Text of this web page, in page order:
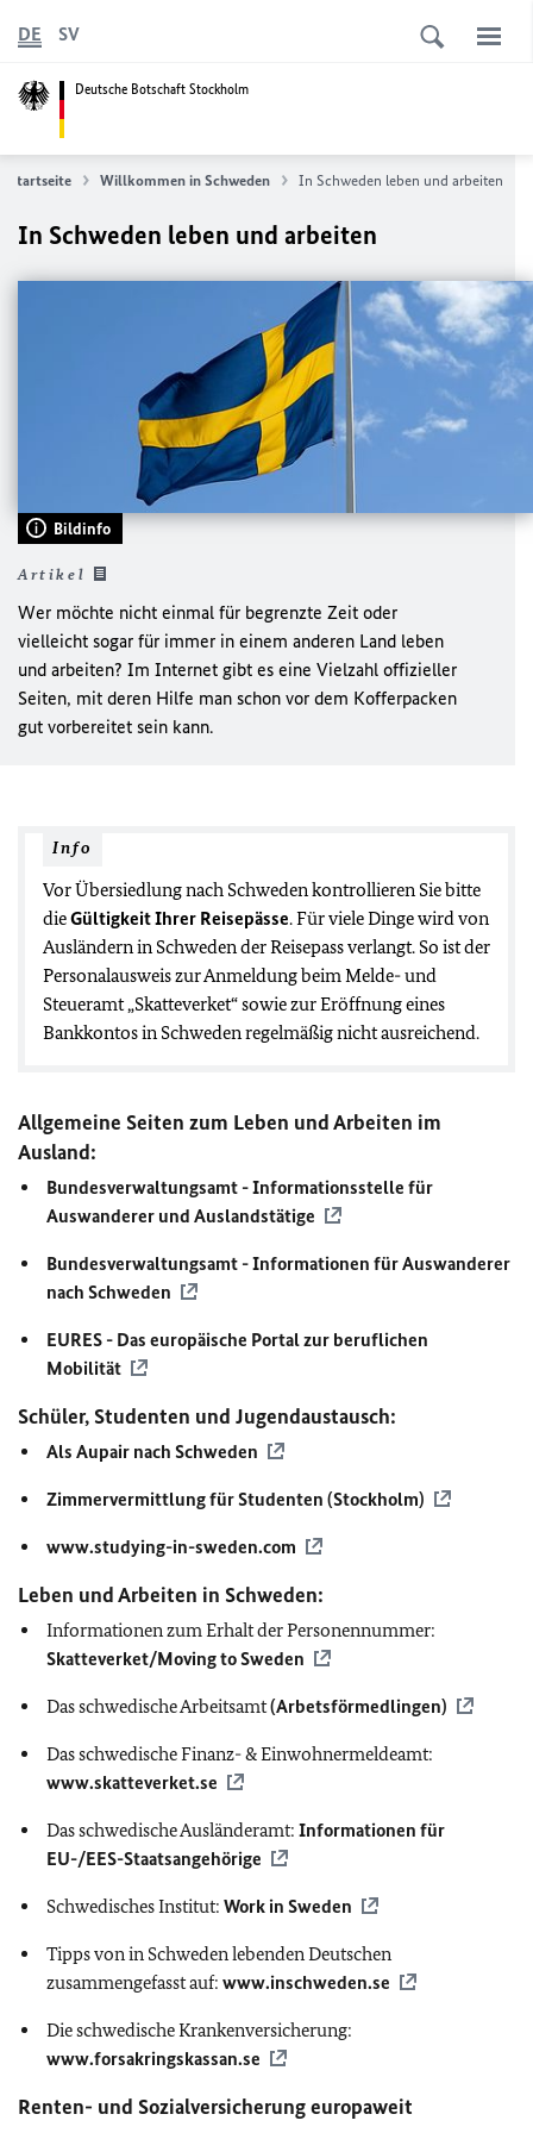
Deutsche Botschaft Stockholm
DE SV
Startseite Willkommen in Schweden In Schweden leben und arbeiten
In Schweden leben und arbeiten
Bildinfo
Artikel
Wer möchte nicht einmal für begrenzte Zeit oder
vielleicht sogar für immer in einem anderen Land leben
und arbeiten? Im Internet gibt es eine Vielzahl offizieller
Seiten, mit deren Hilfe man schon vor dem Kofferpacken
gut vorbereitet sein kann.
Info
Vor Übersiedlung nach Schweden kontrollieren Sie bitte
dieGültigkeit Ihrer Reisepässe. Für viele Dinge wird von
Ausländern in Schweden der Reisepass verlangt. So ist der
Personalausweis zur Anmeldung beim Melde- und
Steueramt „Skatteverket“ sowie zur Eröffnung eines
Bankkontos in Schweden regelmäßig nicht ausreichend.
Allgemeine Seiten zum Leben und Arbeiten im
Ausland:
Bundesverwaltungsamt - Informationsstelle für
Auswanderer und Auslandstätige
Bundesverwaltungsamt - Informationen für Auswanderer
nach Schweden
EURES - Das europäische Portal zur beruflichen
Mobilität
Schüler, Studenten und Jugendaustausch:
Als Aupair nach Schweden
Zimmervermittlung für Studenten (Stockholm)
www.studying-in-sweden.com
Leben und Arbeiten in Schweden:
Informationen zum Erhalt der Personennummer:
Skatteverket/Moving to Sweden
Das schwedische Arbeitsamt(Arbetsförmedlingen)
Das schwedische Finanz- & Einwohnermeldeamt:
www.skatteverket.se
Das schwedische Ausländeramt: Informationen für
EU-/EES-Staatsangehörige
Schwedisches Institut: Work in Sweden
Tipps von in Schweden lebenden Deutschen
zusammengefasst auf: www.inschweden.se
Die schwedische Krankenversicherung:
www.forsakringskassan.se
Renten- und Sozialversicherung europaweit